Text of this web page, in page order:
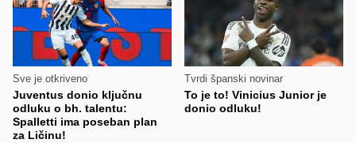
Sve je otkriveno
Juventus donio ključnu
odluku o bh. talentu:
Spalletti ima poseban plan
za Ličinu!
Tvrdi španski novinar
To je to! Vinicius Junior je
donio odluku!